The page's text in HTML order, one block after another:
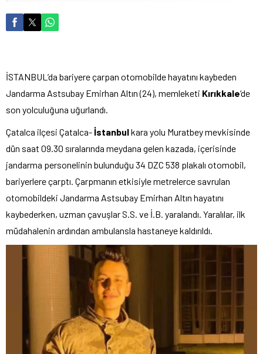
İSTANBUL’da bariyere çarpan otomobilde hayatını kaybeden
Jandarma Astsubay Emirhan Altın (24), memleketi Kırıkkale‘de
son yolculuğuna uğurlandı.
Çatalca ilçesi Çatalca- İstanbulkara yolu Muratbey mevkisinde
dün saat 09.30 sıralarında meydana gelen kazada, içerisinde
jandarma personelinin bulunduğu 34 DZC 538 plakalı otomobil,
bariyerlere çarptı. Çarpmanın etkisiyle metrelerce savrulan
otomobildeki Jandarma Astsubay Emirhan Altın hayatını
kaybederken, uzman çavuşlar S.S. ve İ.B. yaralandı. Yaralılar, ilk
müdahalenin ardından ambulansla hastaneye kaldırıldı.